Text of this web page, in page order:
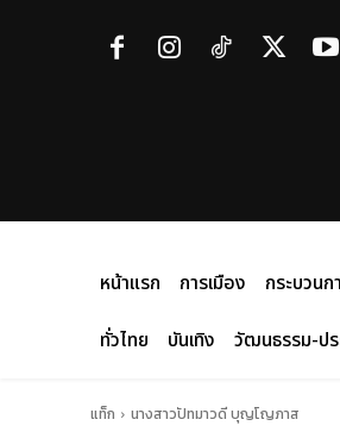
หน้าแรก การเมือง กระบวน
ทั่วไทย
บันเทิง วัฒนธรรม-ป
แท็ก นางสาวปัทมาวดี บุญโญภาส